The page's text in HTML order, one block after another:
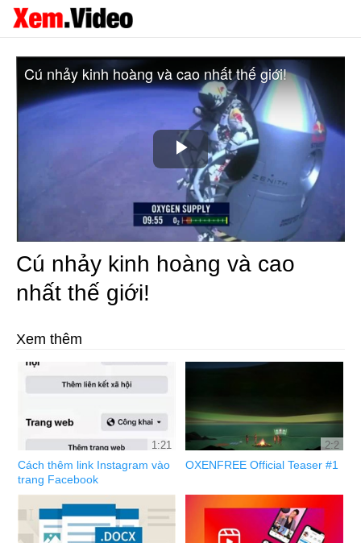
Play
Video
Cú nhảy kinh hoàng và cao nhất thế giới!
Cú nhảy kinh hoàng và cao
nhất thế giới!
Xem thêm
1:21
Cách thêm link Instagram vào
trang Facebook
2:2
OXENFREE Official Teaser #1